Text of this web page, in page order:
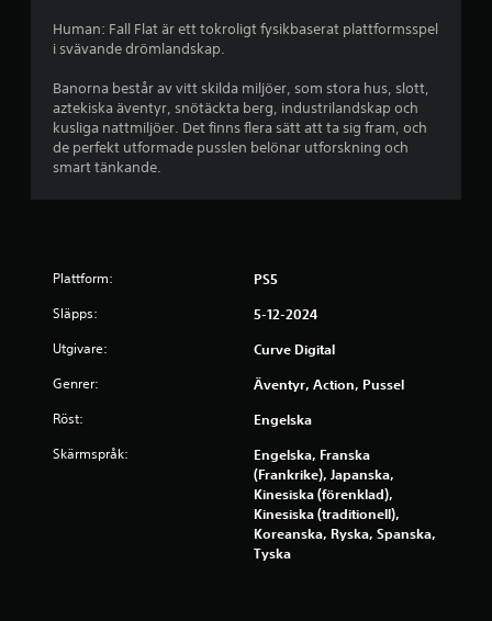
.
1
4
s
t
o
Human: Fall Flat är ett tokroligt fysikbaserat plattformsspel
i svävande drömlandskap.
Banorna består av vitt skilda miljöer, som stora hus, slott,
aztekiska äventyr, snötäckta berg, industrilandskap och
kusliga nattmiljöer. Det finns flera sätt att ta sig fram, och
de perfekt utformade pusslen belönar utforskning och
smart tänkande.
Plattform: PS5
Släpps: 5-12-2024
Utgivare: Curve Digital
Genrer: Äventyr, Action, Pussel
Röst: Engelska
Skärmspråk:
Engelska, Franska
(Frankrike), Japanska,
Kinesiska (förenklad),
Kinesiska (traditionell),
Koreanska, Ryska, Spanska,
Tyska